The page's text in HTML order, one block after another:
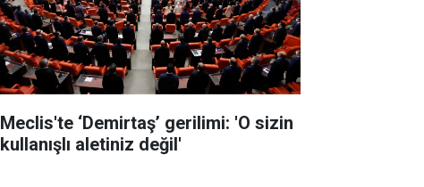
Meclis'te ‘Demirtaş’ gerilimi: 'O sizin
kullanışlı aletiniz değil'